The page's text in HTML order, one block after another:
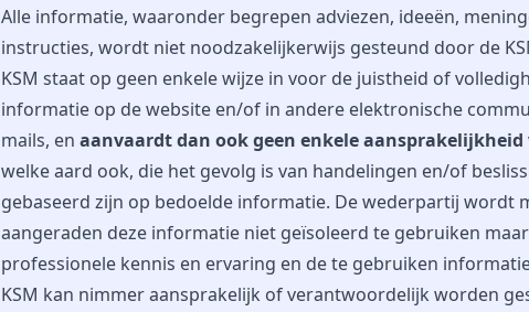
Alle informatie, waaronder begrepen adviezen, ideeën,
instructies, wordt niet noodzakelijkerwijs gesteund door de
KSM staat op geen enkele wijze in voor de juistheid of
informatie op de website en/of in andere elektronische
mails, en aanvaardt dan ook geen enkele aansprakelijkheid
welke aard ook, die het gevolg is van handelingen en/of
gebaseerd zijn op bedoelde informatie. De wederpartij wordt
aangeraden deze informatie niet geïsoleerd te gebruiken
professionele kennis en ervaring en de te gebruiken
KSM kan nimmer aansprakelijk of verantwoordelijk worden